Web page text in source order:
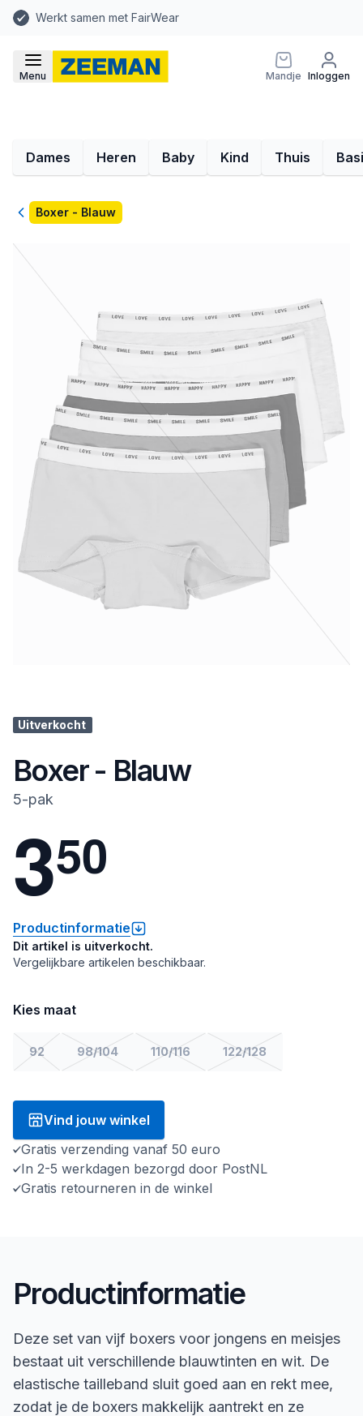
Werkt samen met FairWear
Menu Mandje Inloggen
Dames Heren Baby Kind Thuis
TerugBoxer - Blauw
Uitverkocht
Boxer - Blauw
5-pak
350
Productinformatie
Dit artikel is uitverkocht.
Vergelijkbare artikelen beschikbaar.
Kies maat
92 98/104 110/116 122/128
Vind jouw winkel
Gratis verzending vanaf 50 euro
In 2-5 werkdagen bezorgd door PostNL
Gratis retourneren in de winkel
Productinformatie
Deze set van vijf boxers voor jongens en meisjes
bestaat uit verschillende blauwtinten en wit. De
elastische tailleband sluit goed aan en rekt mee,
zodat je de boxers makkelijk aantrekt en ze